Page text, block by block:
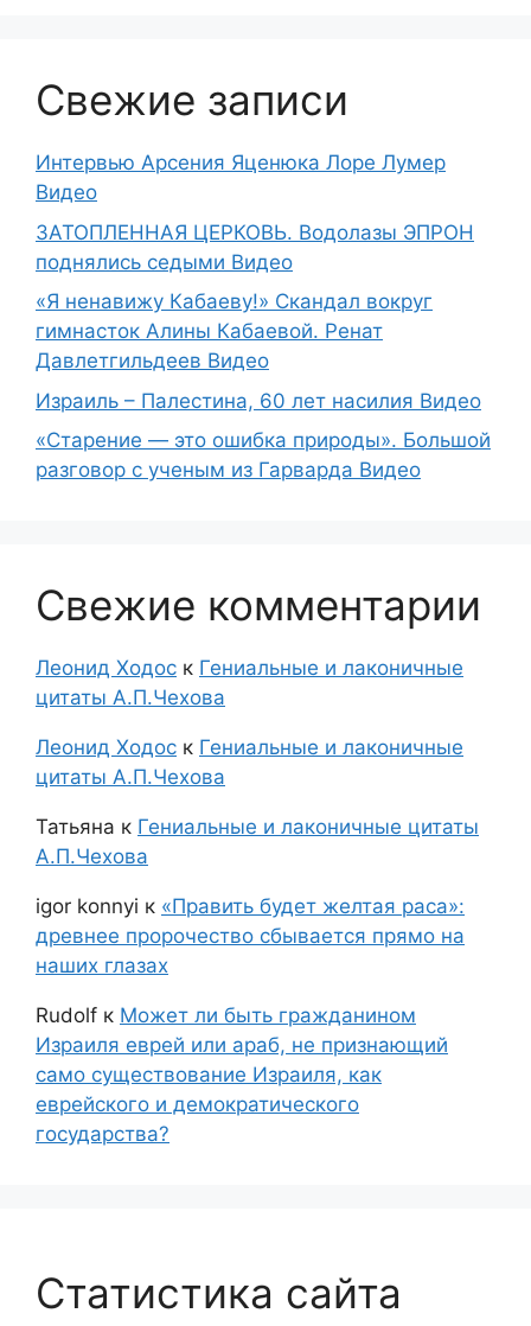
Свежие записи
Интервью Арсения Яценюка Лоре Лумер
Видео
ЗАТОПЛЕННАЯ ЦЕРКОВЬ. Водолазы ЭПРОН
поднялись седыми Видео
«Я ненавижу Кабаеву!» Скандал вокруг
гимнасток Алины Кабаевой. Ренат
Давлетгильдеев Видео
Израиль – Палестина, 60 лет насилия Видео
«Старение — это ошибка природы». Большой
разговор с ученым из Гарварда Видео
Свежие комментарии
Леонид Ходос к Гениальные и лаконичные
цитаты А.П.Чехова
Леонид Ходос к Гениальные и лаконичные
цитаты А.П.Чехова
Татьяна к Гениальные и лаконичные цитаты
А.П.Чехова
igor konnyi к «Править будет желтая раса»:
древнее пророчество сбывается прямо на
наших глазах
Rudolf к Может ли быть гражданином
Израиля еврей или араб, не признающий
само существование Израиля, как
еврейского и демократического
государства?
Статистика сайта